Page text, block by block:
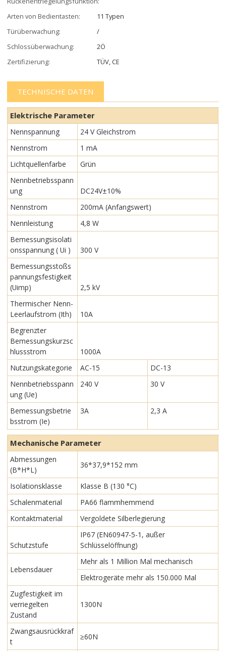
Arten von Bedientasten:
11 Typen
Türüberwachung:
/
Schlossüberwachung:
2Ö
Zertifizierung:
TÜV, CE
TECHNISCHE DATEN
Elektrische Parameter
Nennspannung
24 V Gleichstrom
Nennstrom
1 mA
Lichtquellenfarbe
Grün
Nennbetriebsspann
ung
DC24V±10%
Nennstrom
200mA (Anfangswert)
Nennleistung
4,8 W
Bemessungsisolati
onsspannung ( Ui )
300 V
Bemessungsstoßs
pannungsfestigkeit
(Uimp)
2,5 kV
Thermischer Nenn-
Leerlaufstrom (Ith)
10A
Begrenzter
Bemessungskurzsc
hlussstrom
1000A
Nutzungskategorie
AC-15
DC-13
Nennbetriebsspann
ung (Ue)
240 V 30 V
Bemessungsbetrie
bsstrom (Ie)
3A 2,3 A
Mechanische Parameter
Abmessungen
(B*H*L)
36*37,9*152 mm
Isolationsklasse
Klasse B (130 °C)
Schalenmaterial
PA66 flammhemmend
Kontaktmaterial
Vergoldete Silberlegierung
Schutzstufe
IP67 (EN60947-5-1, außer
Schlüsselöffnung)
Lebensdauer
Mehr als 1 Million Mal mechanisch
Elektrogeräte mehr als 150.000 Mal
Zugfestigkeit im
verriegelten
Zustand
1300N
Zwangsausrückkraf
t
≥60N